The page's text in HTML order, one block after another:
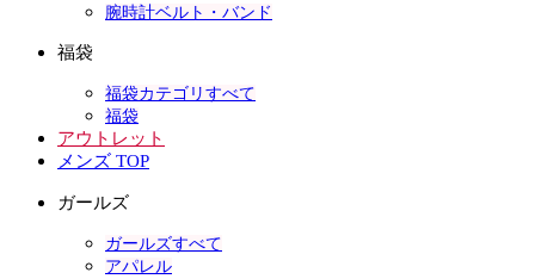
腕時計ベルト・バンド
福袋
福袋カテゴリすべて
福袋
アウトレット
メンズ TOP
ガールズ
ガールズすべて
アパレル